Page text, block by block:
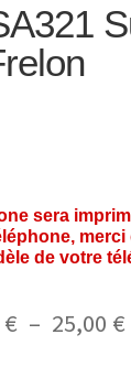
sera
de votre
€ – 25,00 €